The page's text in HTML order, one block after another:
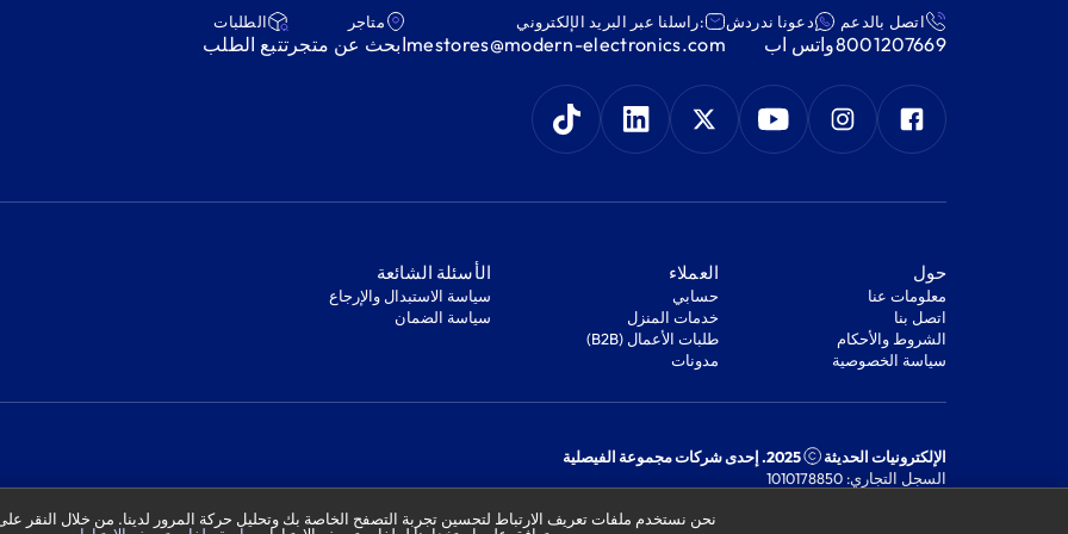
اتصل بالدعم
8001207669
دعونا ندردش
واتس اب
:راسلنا عبر البريد الإلكتروني
mestores@modern-electronics.com
متاجر
ابحث عن متجر
‫الطلبات‬
‫تتبع الطلب‬
‫حول‬
معلومات عنا
اتصل بنا
‫الشروط والأحكام‬
‫سياسة الخصوصية‬
‫العملاء‬
‫حسابي‬
‫خدمات المنزل‬
‫طلبات الأعمال (B2B)‬
مدونات
‫الأسئلة الشائعة‬
‫سياسة الاستبدال والإرجاع‬
‫سياسة الضمان‬
الإلكترونيات الحديثة
2025. إحدى شركات مجموعة الفيصلية
السجل التجاري: 1010178850
نحن نستخدم ملفات تعريف الارتباط لتحسين تجربة التصفح الخاصة بك وتحليل حركة المرور لدينا. من خلال النقر